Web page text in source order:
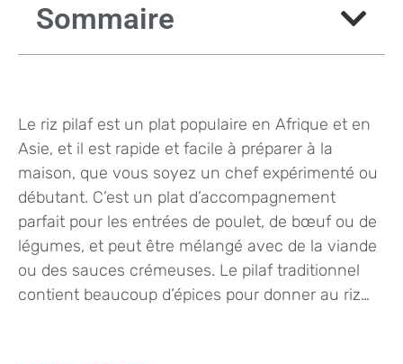
Sommaire
Le riz pilaf est un plat populaire en Afrique et en
Asie, et il est rapide et facile à préparer à la
maison, que vous soyez un chef expérimenté ou
débutant. C’est un plat d’accompagnement
parfait pour les entrées de poulet, de bœuf ou de
légumes, et peut être mélangé avec de la viande
ou des sauces crémeuses. Le pilaf traditionnel
contient beaucoup d’épices pour donner au riz…